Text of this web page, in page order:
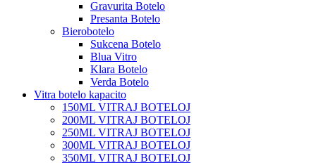
Gravurita Botelo
Presanta Botelo
Bierobotelo
Sukcena Botelo
Blua Vitro
Klara Botelo
Verda Botelo
Vitra botelo kapacito
150ML VITRAJ BOTELOJ
200ML VITRAJ BOTELOJ
250ML VITRAJ BOTELOJ
300ML VITRAJ BOTELOJ
350ML VITRAJ BOTELOJ